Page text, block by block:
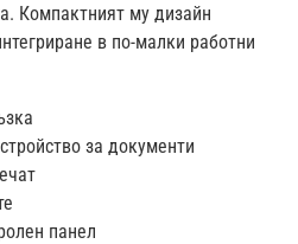
Компактният му дизайн
в по-малки работни
за документи
панел